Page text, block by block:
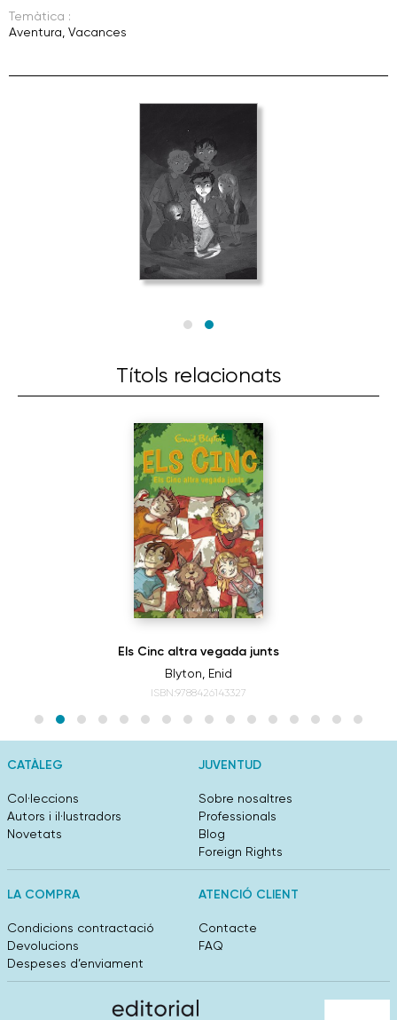
Temàtica :
Aventura, Vacances
Títols relacionats
Els Cinc altra vegada junts
Blyton, Enid
ISBN:9788426143327
CATÀLEG
Col·leccions
Autors i il·lustradors
Novetats
JUVENTUD
Sobre nosaltres
Professionals
Blog
Foreign Rights
LA COMPRA
Condicions contractació
Devolucions
Despeses d’enviament
ATENCIÓ CLIENT
Contacte
FAQ